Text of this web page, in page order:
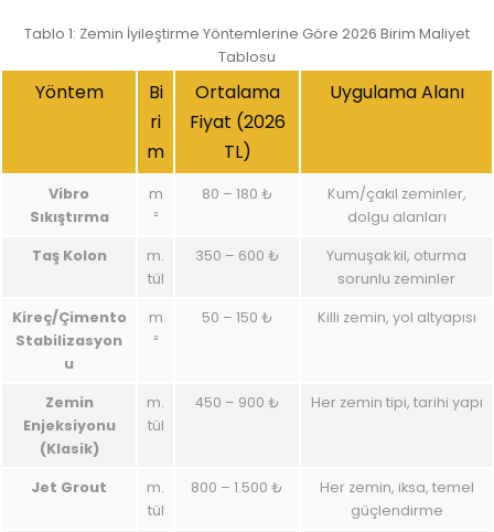
Tablo 1: Zemin İyileştirme Yöntemlerine Göre 2026 Birim Maliyet
Tablosu
Yöntem
Bi
ri
m
Ortalama
Fiyat (2026
TL)
Uygulama Alanı
Vibro
Sıkıştırma
m
²
80 – 180 ₺
Kum/çakıl zeminler,
dolgu alanları
Taş Kolon
m.
tül
350 – 600 ₺
Yumuşak kil, oturma
sorunlu zeminler
Kireç/Çimento
Stabilizasyon
u
m
²
50 – 150 ₺ Killi zemin, yol altyapısı
Zemin
Enjeksiyonu
(Klasik)
m.
tül
450 – 900 ₺ Her zemin tipi, tarihi yapı
Jet Grout
m.
tül
800 – 1.500 ₺
Her zemin, iksa, temel
güçlendirme